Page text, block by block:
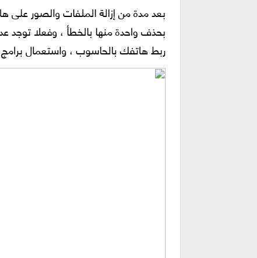
بعد مدة من إزالة الملفات والصور
بحذف واحدة منها بالخطأ ، وفعلا
ربط هاتفك بالحاسوب ، واستعمال